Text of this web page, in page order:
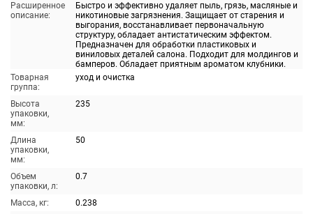
Расширенное
описание:
Быстро и эффективно удаляет пыль, грязь, масляные и
никотиновые загрязнения. Защищает от старения и
выгорания, восстанавливает первоначальную
структуру, обладает антистатическим эффектом.
Предназначен для обработки пластиковых и
виниловых деталей салона. Подходит для молдингов и
бамперов. Обладает приятным ароматом клубники.
Товарная
группа:
уход и очистка
Высота
упаковки,
мм:
235
Длина
упаковки,
мм:
50
Объем
упаковки, л:
0.7
Масса, кг:
0.238